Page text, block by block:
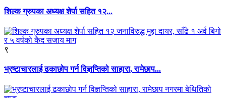
शिल्क ग्रुपका अध्यक्ष शेर्पा सहित १२...
९
भ्रष्टाचारलाई ढकाछोप गर्न विज्ञप्तिको साहारा, रामेछाप...